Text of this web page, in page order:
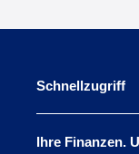
Schnellzugriff
Ihre Finanzen.